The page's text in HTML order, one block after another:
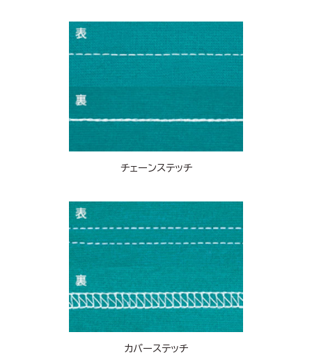
チェーンステッチ
カバーステッチ